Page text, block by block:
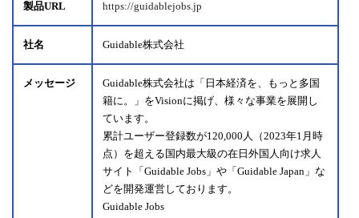
製品URL https://guidablejobs.jp
社名 Guidable株式会社
メッセージ
Guidable株式会社は「日本経済を、もっと多国
籍に。」をVisionに掲げ、様々な事業を展開し
ています。
累計ユーザー登録数が120,000人（2023年1月時
点）を超える国内最大級の在日外国人向け求人
サイト「Guidable Jobs」や「Guidable Japan」な
どを開発運営しております。
Guidable Jobs